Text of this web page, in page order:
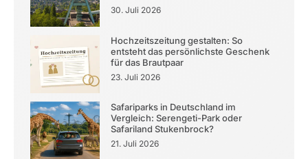
30. Juli 2026
Hochzeitszeitung gestalten: So
entsteht das persönlichste Geschenk
für das Brautpaar
23. Juli 2026
Safariparks in Deutschland im
Vergleich: Serengeti-Park oder
Safariland Stukenbrock?
21. Juli 2026